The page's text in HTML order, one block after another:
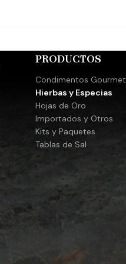
PRODUCTOS
Condimentos Gourmet
Hierbas y Especias
Hojas de Oro
Importados y Otros
Kits y Paquetes
Tablas de Sal